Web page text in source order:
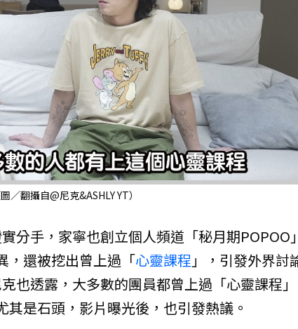
翻攝自@尼克&ASHLY YT）
分手，家寧也創立個人頻道「秘月期POPOO
，還被挖出曾上過「心靈課程 」，引發外界討
克也透露，大多數的團員都曾上過「心靈課程
是石頭，影片曝光後，也引發熱議。